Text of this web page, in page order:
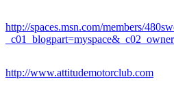
http://spaces.msn.com/members/
http://www.attitudemotorclub.com